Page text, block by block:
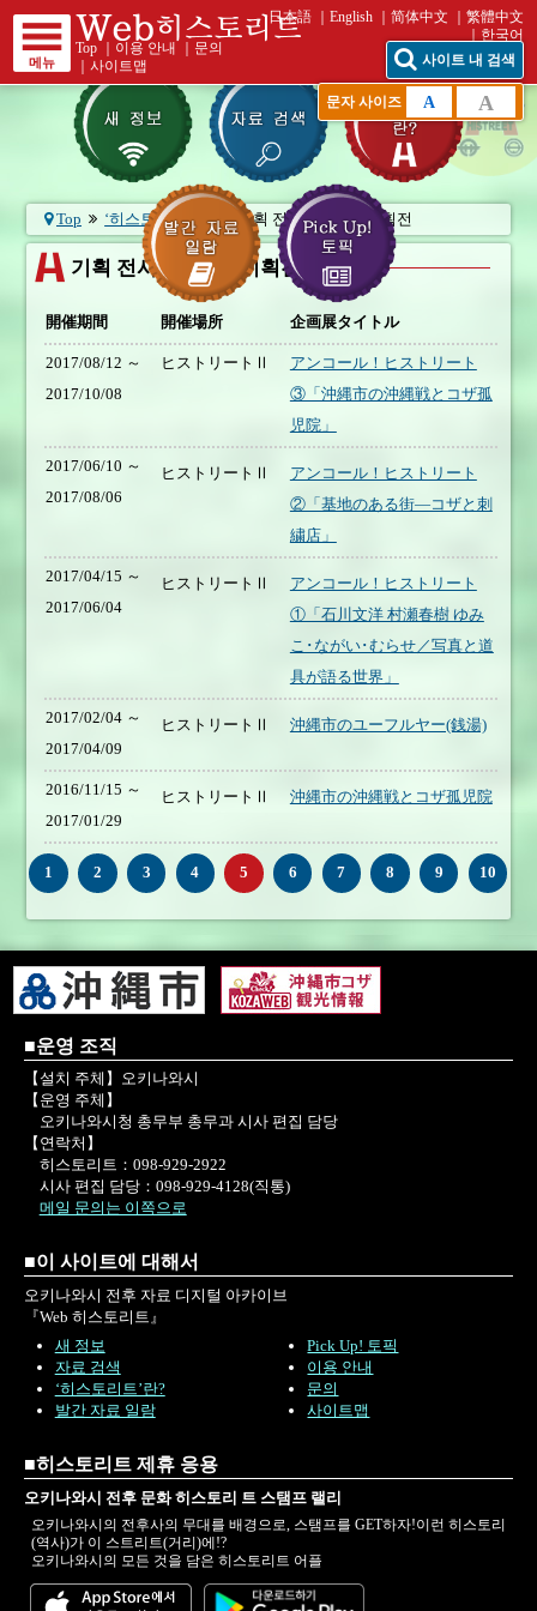
메뉴
Top 이용 안내
문의
｜사이트맵
日本語 English 简体中文
繁體中文
한국어
사이트 내 검색
문자 사이즈 A A
Top ‘히스토리트’란? 기획 전시실 - 지난 기획전
기획 전시실 - 지난 기획전
開催期間 開催場所 企画展タイトル
2017/08/12 ～
2017/10/08
ヒストリートⅡ
アンコール！ヒストリート
③「沖縄市の沖縄戦とコザ孤
児院」
2017/06/10 ～
2017/08/06
ヒストリートⅡ
アンコール！ヒストリート
②「基地のある街―コザと刺
繍店」
2017/04/15 ～
2017/06/04
ヒストリートⅡ
アンコール！ヒストリート
①「石川文洋 村瀬春樹 ゆみ
こ･ながい･むらせ／写真と道
具が語る世界」
2017/02/04 ～
2017/04/09
ヒストリートⅡ 沖縄市のユーフルヤー(銭湯)
2016/11/15 ～
2017/01/29
ヒストリートⅡ 沖縄市の沖縄戦とコザ孤児院
1 2 3 4 5 6 7 8 9 10
■운영 조직
【설치 주체】오키나와시
【운영 주체】
오키나와시청 총무부 총무과 시사 편집 담당
【연락처】
히스토리트：098-929-2922
시사 편집 담당：098-929-4128(직통)
메일 문의는 이쪽으로
■이 사이트에 대해서
오키나와시 전후 자료 디지털 아카이브
『Web 히스토리트』
새 정보
자료 검색
‘히스토리트’란?
발간 자료 일람
Pick Up! 토픽
이용 안내
문의
사이트맵
■히스토리트 제휴 응용
오키나와시 전후 문화 히스토리 트 스탬프 랠리
오키나와시의 전후사의 무대를 배경으로, 스탬프를 GET하자!이런 히스토리
(역사)가 이 스트리트(거리)에!?
오키나와시의 모든 것을 담은 히스토리트 어플